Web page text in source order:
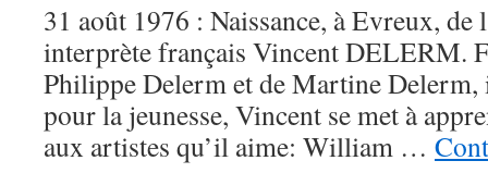
31 août 1976 : Naissance, à Evreux,
interprète français Vincent DELERM.
Philippe Delerm et de Martine
pour la jeunesse, Vincent se met à
aux artistes qu’il aime: William …